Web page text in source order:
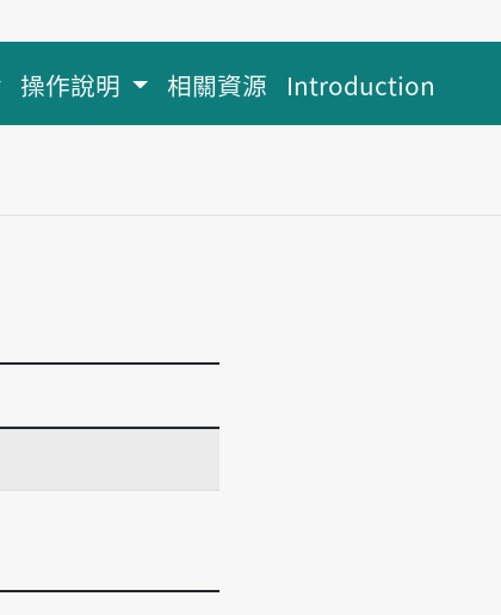
操作說明 相關資源 Introduction